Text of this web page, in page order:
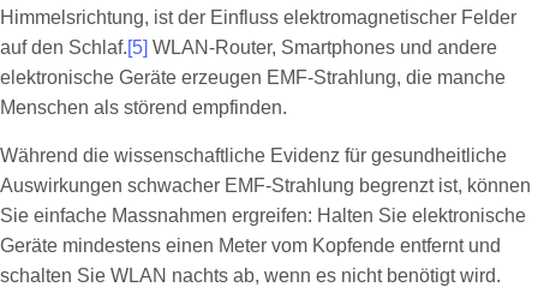
Himmelsrichtung, ist der Einfluss elektromagnetischer Felder
auf den Schlaf.[5] WLAN-Router, Smartphones und andere
elektronische Geräte erzeugen EMF-Strahlung, die manche
Menschen als störend empfinden.
Während die wissenschaftliche Evidenz für gesundheitliche
Auswirkungen schwacher EMF-Strahlung begrenzt ist, können
Sie einfache Massnahmen ergreifen: Halten Sie elektronische
Geräte mindestens einen Meter vom Kopfende entfernt und
schalten Sie WLAN nachts ab, wenn es nicht benötigt wird.